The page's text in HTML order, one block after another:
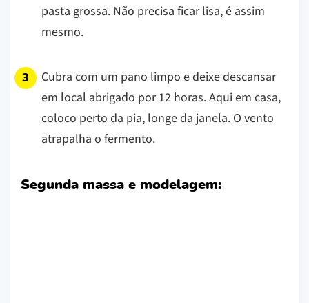
pasta grossa. Não precisa ficar lisa, é assim
mesmo.
Cubra com um pano limpo e deixe descansar
em local abrigado por 12 horas. Aqui em casa,
coloco perto da pia, longe da janela. O vento
atrapalha o fermento.
Segunda massa e modelagem: